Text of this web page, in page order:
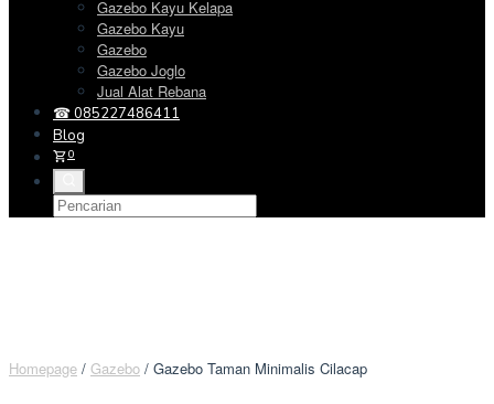
Gazebo Kayu Kelapa
Gazebo Kayu
Gazebo
Gazebo Joglo
Jual Alat Rebana
☎ 085227486411
Blog
0
Homepage / Gazebo / Gazebo Taman Minimalis Cilacap